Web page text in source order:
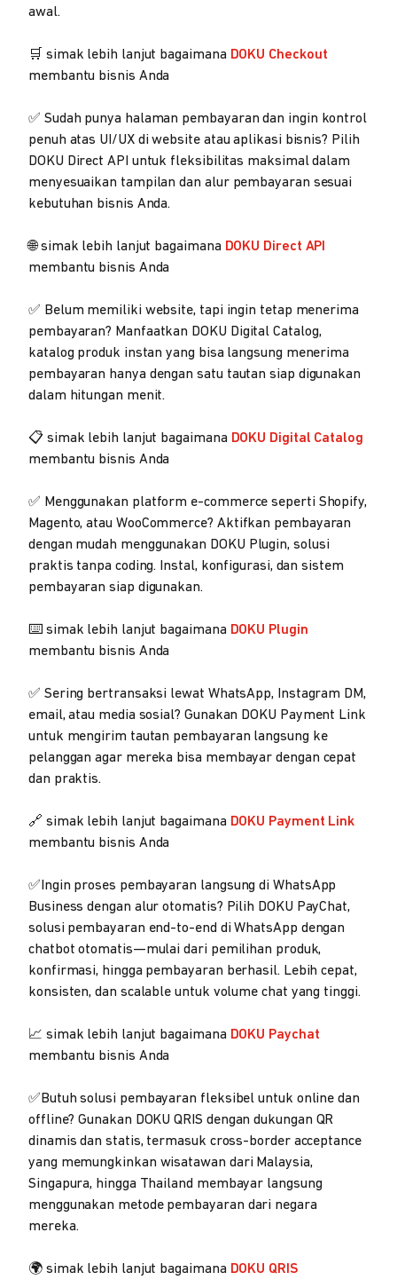
awal.
🛒 simak lebih lanjut bagaimana DOKU Checkout
membantu bisnis Anda
✅ Sudah punya halaman pembayaran dan ingin kontrol
penuh atas UI/UX di website atau aplikasi bisnis? Pilih
DOKU Direct API untuk fleksibilitas maksimal dalam
menyesuaikan tampilan dan alur pembayaran sesuai
kebutuhan bisnis Anda.
🌐 simak lebih lanjut bagaimana DOKU Direct API
membantu bisnis Anda
✅ Belum memiliki website, tapi ingin tetap menerima
pembayaran? Manfaatkan DOKU Digital Catalog,
katalog produk instan yang bisa langsung menerima
pembayaran hanya dengan satu tautan siap digunakan
dalam hitungan menit.
📋 simak lebih lanjut bagaimana DOKU Digital Catalog
membantu bisnis Anda
✅ Menggunakan platform e-commerce seperti Shopify,
Magento, atau WooCommerce? Aktifkan pembayaran
dengan mudah menggunakan DOKU Plugin, solusi
praktis tanpa coding. Instal, konfigurasi, dan sistem
pembayaran siap digunakan.
⌨️ simak lebih lanjut bagaimana DOKU Plugin
membantu bisnis Anda
✅ Sering bertransaksi lewat WhatsApp, Instagram DM,
email, atau media sosial? Gunakan DOKU Payment Link
untuk mengirim tautan pembayaran langsung ke
pelanggan agar mereka bisa membayar dengan cepat
dan praktis.
🔗 simak lebih lanjut bagaimana DOKU Payment Link
membantu bisnis Anda
✅Ingin proses pembayaran langsung di WhatsApp
Business dengan alur otomatis? Pilih DOKU PayChat,
solusi pembayaran end-to-end di WhatsApp dengan
chatbot otomatis—mulai dari pemilihan produk,
konfirmasi, hingga pembayaran berhasil. Lebih cepat,
konsisten, dan scalable untuk volume chat yang tinggi.
📈 simak lebih lanjut bagaimana DOKU Paychat
membantu bisnis Anda
✅Butuh solusi pembayaran fleksibel untuk online dan
offline? Gunakan DOKU QRIS dengan dukungan QR
dinamis dan statis, termasuk cross-border acceptance
yang memungkinkan wisatawan dari Malaysia,
Singapura, hingga Thailand membayar langsung
menggunakan metode pembayaran dari negara
mereka.
🌍 simak lebih lanjut bagaimana DOKU QRIS